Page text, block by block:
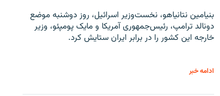
بنیامین نتانیاهو، نخست‌وزیر اسرائیل، روز دوشنبه موضع
دونالد ترامپ، رئیس‌جمهوری آمریکا و مایک پومپئو، وزیر
خارجه این کشور را در برابر ایران ستایش کرد.
ادامه خبر